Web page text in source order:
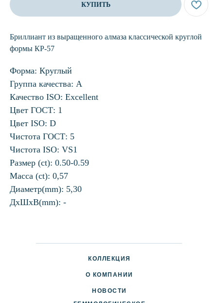
КУПИТЬ
Бриллиант из выращенного алмаза классической круглой
формы КР-57
Форма: Круглый
Группа качества: А
Качество ISO: Excellent
Цвет ГОСТ: 1
Цвет ISO: D
Чистота ГОСТ: 5
Чистота ISO: VS1
Размер (ct): 0.50-0.59
Масса (ct): 0,57
Диаметр(mm): 5,30
ДхШхВ(mm): -
КОЛЛЕКЦИЯ
НОВОСТИ
О КОМПАНИИ